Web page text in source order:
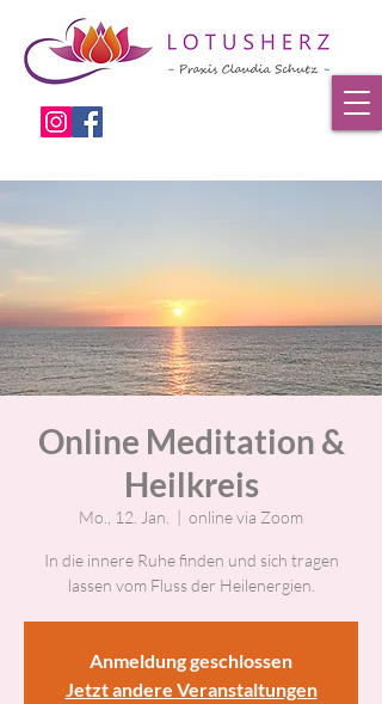
Online Meditation &
Heilkreis
Mo., 12. Jan.
  |
online via Zoom
In die innere Ruhe finden und sich tragen
lassen vom Fluss der Heilenergien.
Anmeldung geschlossen
Jetzt andere Veranstaltungen